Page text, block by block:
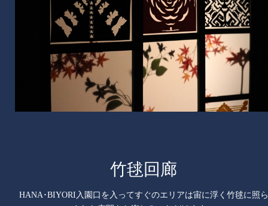
竹毬回廊
HANA･BIYORI入園口を入ってすぐのエリアは宙に浮く竹毬に照ら